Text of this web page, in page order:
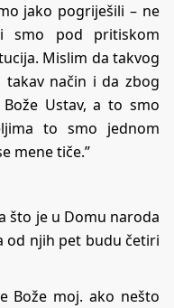
jako pogriješili – ne
smo pod pritiskom
Mislim da takvog
način i da zbog
Ustav, a to smo
to smo jednom
mene tiče.”
što je u Domu naroda
od njih pet budu četiri
Bože moj. ako nešto